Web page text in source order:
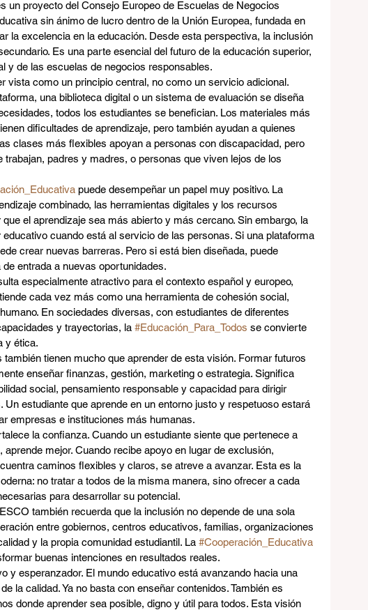
un proyecto del Consejo Europeo de Escuelas de Negocios
sin ánimo de lucro dentro de la Unión Europea, fundada en
la excelencia en la educación. Desde esta perspectiva, la inclusión
Es una parte esencial del futuro de la educación superior,
y de las escuelas de negocios responsables.
vista como un principio central, no como un servicio adicional.
una biblioteca digital o un sistema de evaluación se diseña
todos los estudiantes se benefician. Los materiales más
dificultades de aprendizaje, pero también ayudan a quienes
clases más flexibles apoyan a personas con discapacidad, pero
trabajan, padres y madres, o personas que viven lejos de los
puede desempeñar un papel muy positivo. La
combinado, las herramientas digitales y los recursos
el aprendizaje sea más abierto y más cercano. Sin embargo, la
cuando está al servicio de las personas. Si una plataforma
crear nuevas barreras. Pero si está bien diseñada, puede
entrada a nuevas oportunidades.
especialmente atractivo para el contexto español y europeo,
cada vez más como una herramienta de cohesión social,
En sociedades diversas, con estudiantes de diferentes
y trayectorias, la #Educación_Para_Todos se convierte
y ética.
tienen mucho que aprender de esta visión. Formar futuros
enseñar finanzas, gestión, marketing o estrategia. Significa
social, pensamiento responsable y capacidad para dirigir
Un estudiante que aprende en un entorno justo y respetuoso estará
empresas e instituciones más humanas.
la confianza. Cuando un estudiante siente que pertenece a
aprende mejor. Cuando recibe apoyo en lugar de exclusión,
caminos flexibles y claros, se atreve a avanzar. Esta es la
no tratar a todos de la misma manera, sino ofrecer a cada
para desarrollar su potencial.
también recuerda que la inclusión no depende de una sola
entre gobiernos, centros educativos, familias, organizaciones
y la propia comunidad estudiantil. La #Cooperación_Educativa
buenas intenciones en resultados reales.
y esperanzador. El mundo educativo está avanzando hacia una
la calidad. Ya no basta con enseñar contenidos. También es
donde aprender sea posible, digno y útil para todos. Esta visión